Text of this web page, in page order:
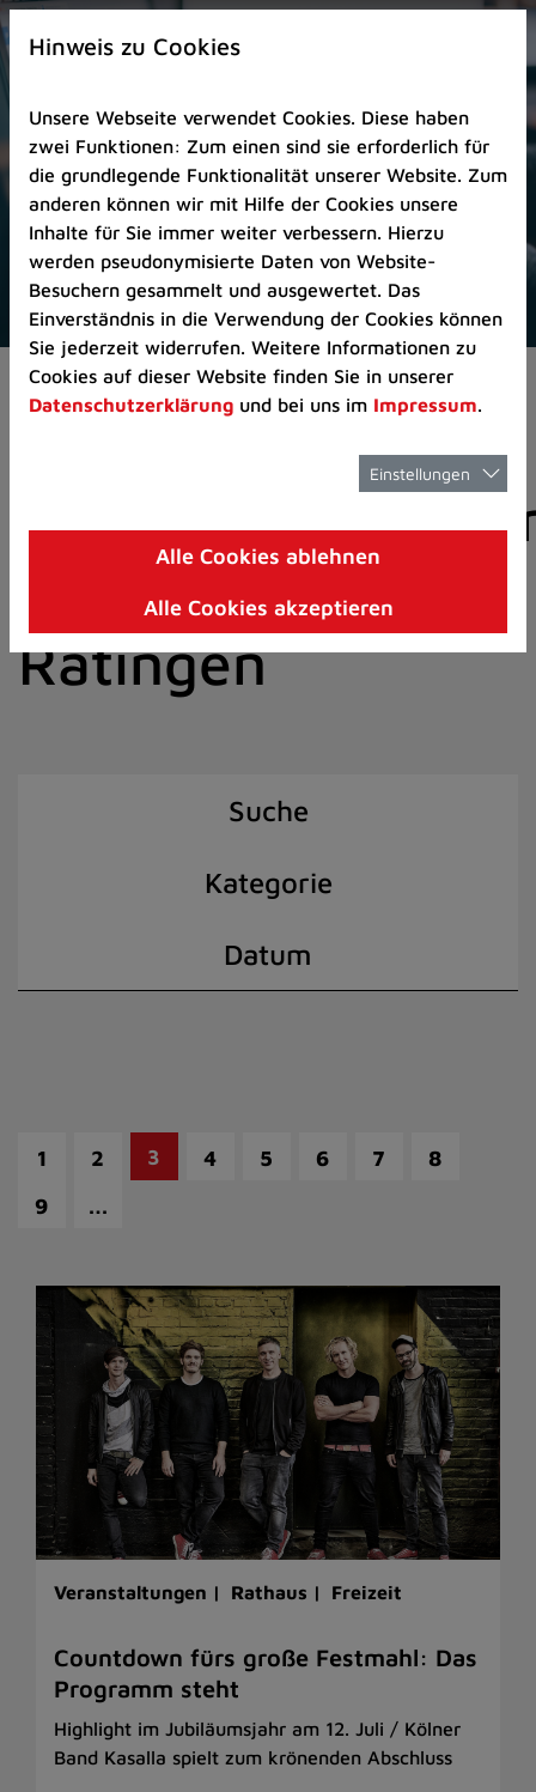
Zur
Startseite
Zum
Seitenanfang
springen
(Schnelltaste
A)
Zur
Navigation/Menü
springen
(Schnelltaste
M)
Zur
8)
I)
Pressemeldungen
der Stadt
Ratingen
Suche
Kategorie
Datum
1 2 3 4 5 6 7
8
9
…
Veranstaltungen | Rathaus | Freizeit
Countdown fürs große Festmahl: Das
Programm steht
Highlight im Jubiläumsjahr am 12. Juli / Kölner
Band Kasalla spielt zum krönenden Abschluss
Hinweis zu Cookies
Unsere Webseite verwendet Cookies. Diese haben
zwei Funktionen: Zum einen sind sie erforderlich für
die grundlegende Funktionalität unserer Website. Zum
anderen können wir mit Hilfe der Cookies unsere
Inhalte für Sie immer weiter verbessern. Hierzu
werden pseudonymisierte Daten von Website-
Besuchern gesammelt und ausgewertet. Das
Einverständnis in die Verwendung der Cookies können
Sie jederzeit widerrufen. Weitere Informationen zu
Cookies auf dieser Website finden Sie in unserer
Datenschutzerklärung und bei uns im Impressum.
Einstellungen
Alle Cookies ablehnen
Alle Cookies akzeptieren